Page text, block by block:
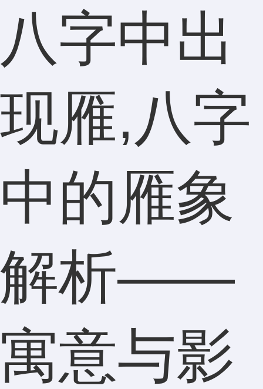
八字中出
现雁,八字
中的雁象
解析——
寓意与影